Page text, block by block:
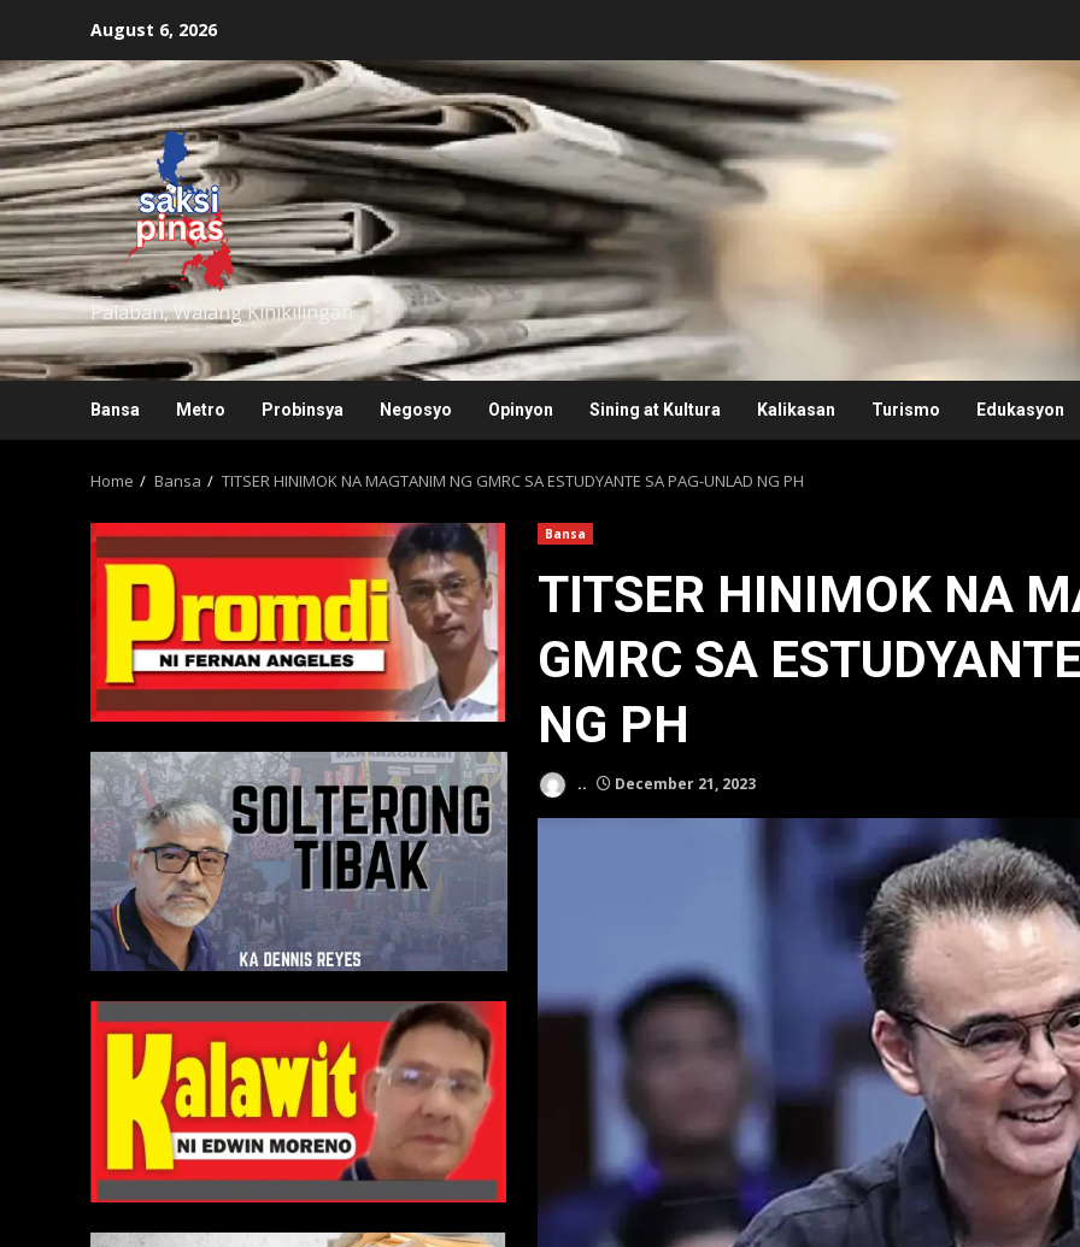
content
August 6, 2026
Palaban, Walang Kinikilingan
Bansa Metro Probinsya Negosyo Opinyon Sining at Kultura Kalikasan Turismo Edukasyon
Home Bansa TITSER HINIMOK NA MAGTANIM NG GMRC SA ESTUDYANTE SA PAG-UNLAD NG PH
Bansa
TITSER HINIMOK NA
GMRC SA
NG PH
.. December 21, 2023